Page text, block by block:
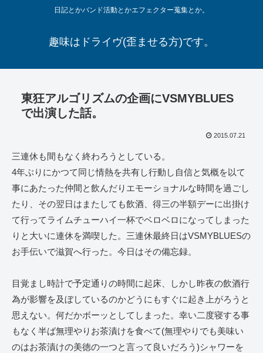
日記とかバンド活動とかエフェクター蒐集とか。
趣味はドライヴ(歪ませる方)です。
東狂アルゴリズムの企画にVSMYBLUES
で出演した話。
2015.07.21
三連休も間もなく終わろうとしている。
4年ぶりにかつて同じ情熱を共有し行動し自信と気概を以て
事にあたった仲間と飲んだりエモーショナルな時間を過ごし
たり、その翌日はまたしても飲酒、得三の半額デーに出掛け
て行ってライムチューハイ一杯でベロベロになってしまった
りと大いに連休を満喫した。三連休最終日はVSMYBLUESの
お手伝いで滋賀へ行った。今日はその備忘録。
目覚まし時計で予定通りの時間に起床、しかし昨夜の飲酒行
為が影響を及ぼしているのかどうにもすぐに起き上がろうと
思えない。何だかボーッとしてしまった。幸い二度寝する事
もなく半ば無理やりお茶漬けを食べて(無理やりでも美味い
のはお茶漬けの美徳の一つと言って良いだろう)シャワーを